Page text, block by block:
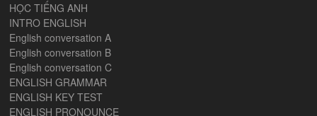
HỌC TIẾNG ANH
INTRO ENGLISH
English conversation A
English conversation B
English conversation C
ENGLISH GRAMMAR
ENGLISH KEY TEST
ENGLISH PRONOUNCE